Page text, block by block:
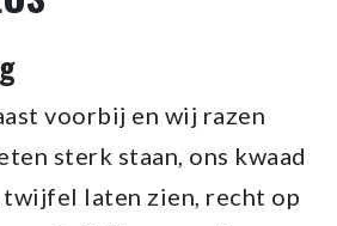
voorbij en wij razen
sterk staan, ons kwaad
twijfel laten zien, recht op